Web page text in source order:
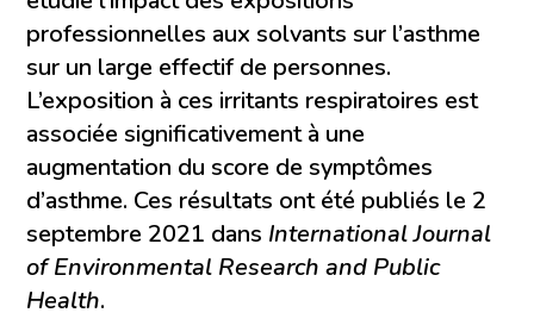
professionnelles aux solvants sur l’asthme
sur un large effectif de personnes.
L’exposition à ces irritants respiratoires est
associée significativement à une
augmentation du score de symptômes
d’asthme. Ces résultats ont été publiés le 2
septembre 2021 dans International Journal
of Environmental Research and Public
Health.